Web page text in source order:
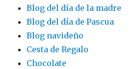
Blog del día de la madre
Blog del día de Pascua
Blog navideño
Cesta de Regalo
Chocolate